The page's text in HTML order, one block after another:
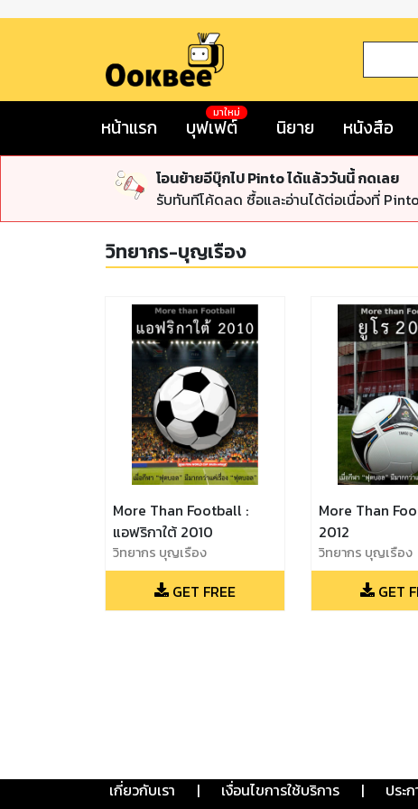
หน้าแรก บุฟเฟต์
มาใหม่
นิยาย หนังสือ
โอนย้ายอีบุ๊กไป Pinto ได้แล้ววันนี้ กดเลย
รับทันทีโค้ดลด ซื้อและอ่านได้ต่อเนื่องที่ Pinto
วิทยากร-บุญเรือง
More Than Football :
แอฟริกาใต้ 2010
วิทยากร บุญเรือง
GET FREE
More Than
2012
วิทยากร บุญเรือง
GET
เกี่ยวกับเรา | เงื่อนไขการใช้บริการ | ประ